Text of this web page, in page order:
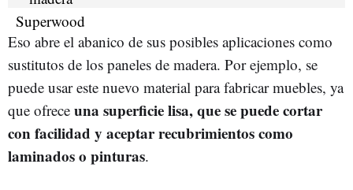
Eso abre el abanico de sus posibles aplicaciones como
sustitutos de los paneles de madera. Por ejemplo, se
puede usar este nuevo material para fabricar muebles, ya
que ofrece una superficie lisa, que se puede cortar
con facilidad y aceptar recubrimientos como
laminados o pinturas.